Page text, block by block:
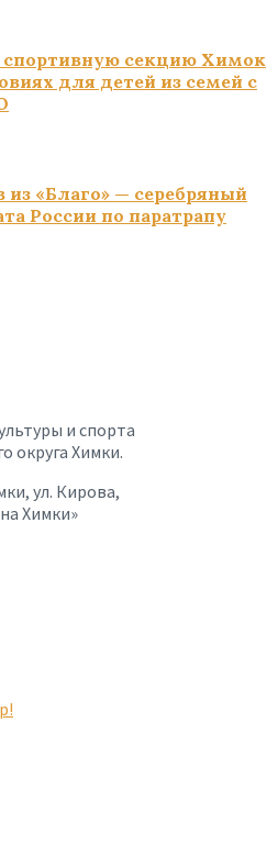
спортивную секцию Химок
для детей из семей с
«Благо» — серебряный
России по паратрапу
и спорта
округа Химки.
ул. Кирова,
Химки»